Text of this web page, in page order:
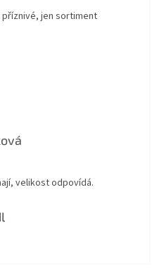
příznivé, jen sortiment
je 5 z 5 hvězdiček.
5 z 5 hvězdiček.
velikost odpovídá.
5 z 5 hvězdiček.